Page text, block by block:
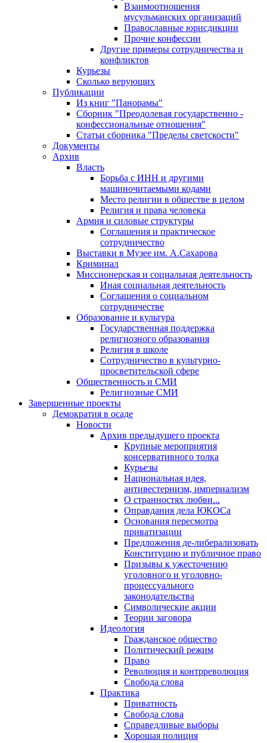
Взаимоотношения
мусульманских организаций
Православные юрисдикции
Прочие конфессии
Другие примеры сотрудничества и
конфликтов
Курьезы
Сколько верующих
Публикации
Из книг "Панорамы"
Сборник "Преодолевая государственно -
конфессиональные отношения"
Статьи сборника "Пределы светскости"
Документы
Архив
Власть
Борьба с ИНН и другими
машиночитаемыми кодами
Место религии в обществе в целом
Религия и права человека
Армия и силовые структуры
Соглашения и практическое
сотрудничество
Выставки в Музее им. А.Сахарова
Криминал
Миссионерская и социальная деятельность
Иная социальная деятельность
Соглашения о социальном
сотрудничестве
Образование и культура
Государственная поддержка
религиозного образования
Религия в школе
Сотрудничество в культурно-
просветительской сфере
Общественность и СМИ
Религиозные СМИ
Завершенные проекты
Демократия в осаде
Новости
Архив предыдущего проекта
Крупные мероприятия
консервативного толка
Курьезы
Национальная идея,
антивестернизм, империализм
О странностях любви...
Оправдания дела ЮКОСа
Основания пересмотра
приватизации
Предложения де-либерализовать
Конституцию и публичное право
Призывы к ужесточению
уголовного и уголовно-
процессуального
законодательства
Символические акции
Теории заговора
Идеология
Гражданское общество
Политический режим
Право
Революция и контрреволюция
Свобода слова
Практика
Приватность
Свобода слова
Справедливые выборы
Хорошая полиция